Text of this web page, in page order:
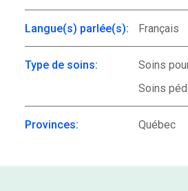
Langue(s) parlée(s): Français
Type de soins:
Soins
Soins
Provinces: Québec